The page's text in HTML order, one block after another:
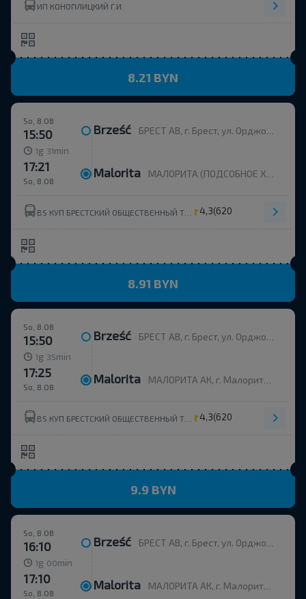
ИП КОНОПЛИЦКИЙ Г.И.
8.21 BYN
So, 8.08
15:50 Brześć БРЕСТ АВ, г. Брест, ул. Орджоникидзе, 12, Беларусь
1g 31 min
So, 8.08
17:21 Malorita МАЛОРИТА (ПОДСОБНОЕ ХОЗ-ВО), МАЛОРИТА Малоритский р-н БРЕСТСКАЯ ОБЛ. Беларусь
4,3(620)
8.91 BYN
So, 8.08
15:50 Brześć БРЕСТ АВ, г. Брест, ул. Орджоникидзе, 12, Беларусь
1g 35 min
So, 8.08
17:25 Malorita МАЛОРИТА АК, г. Малорита, ул. Вокзальная, 19
4,3(620)
9.9 BYN
So, 8.08
16:10 Brześć БРЕСТ АВ, г. Брест, ул. Орджоникидзе, 12, Беларусь
1g 00 min
So, 8.08
17:10 Malorita МАЛОРИТА АК, г. Малорита, ул. Вокзальная, 19